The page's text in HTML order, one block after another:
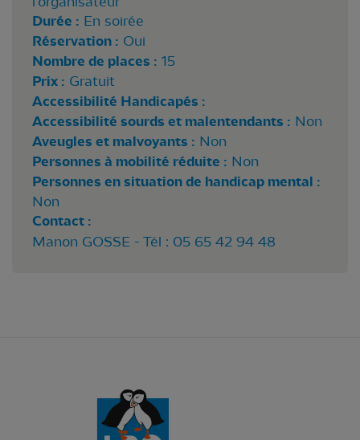
Durée : En soirée
Réservation : Oui
Nombre de places : 15
Prix : Gratuit
Accessibilité Handicapés :
Accessibilité sourds et malentendants : Non
Aveugles et malvoyants : Non
Personnes à mobilité réduite : Non
Personnes en situation de handicap mental :
Non
Contact :
Manon GOSSE - Tél : 05 65 42 94 48